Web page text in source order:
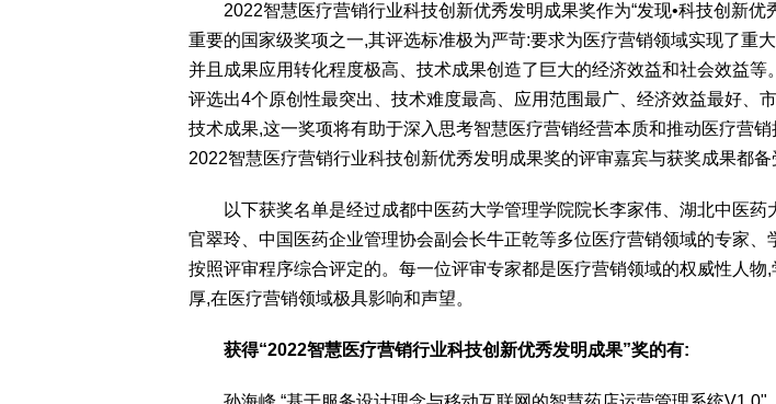
2022智慧医疗营销行业科技创新优秀发明成果奖作为“发现•科技创新优
重要的国家级奖项之一,其评选标准极为严苛:要求为医疗营销领域实现了重
并且成果应用转化程度极高、技术成果创造了巨大的经济效益和社会效益等
评选出4个原创性最突出、技术难度最高、应用范围最广、经济效益最好、
技术成果,这一奖项将有助于深入思考智慧医疗营销经营本质和推动医疗营销
2022智慧医疗营销行业科技创新优秀发明成果奖的评审嘉宾与获奖成果都备
以下获奖名单是经过成都中医药大学管理学院院长李家伟、湖北中医药
官翠玲、中国医药企业管理协会副会长牛正乾等多位医疗营销领域的专家、
按照评审程序综合评定的。每一位评审专家都是医疗营销领域的权威性人物
厚,在医疗营销领域极具影响和声望。
获得“2022智慧医疗营销行业科技创新优秀发明成果”奖的有: